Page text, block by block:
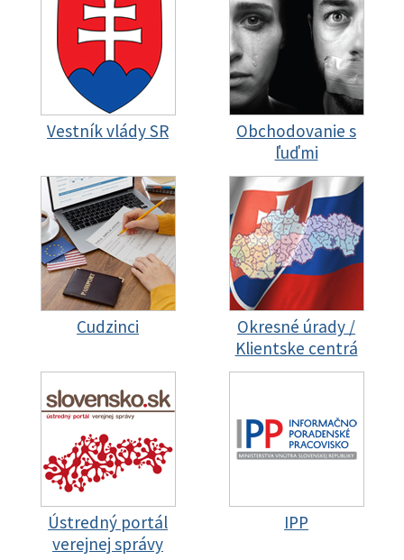
Vestník vlády SR
Obchodovanie s
ľuďmi
Cudzinci
Okresné úrady /
Klientske centrá
Ústredný portál
verejnej správy
IPP